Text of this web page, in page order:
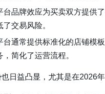
台品牌效应为买卖双方提供
交易风险。
台通常提供标准化的店铺模
简化了运营流程。
日益凸显，尤其是在2026年